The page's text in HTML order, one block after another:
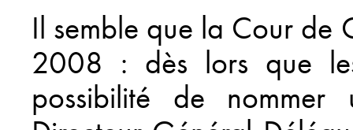
Il semble que la Cour de
2008 : dès lors que
possibilité de